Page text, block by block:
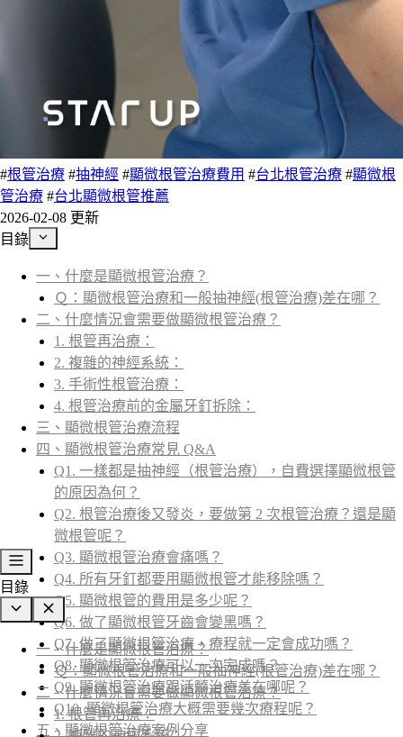
#根管治療 #抽神經 #顯微根管治療費用 #台北根管治療 #顯微根
管治療 #台北顯微根管推薦
2026-02-08 更新
目錄
一、什麼是顯微根管治療？
Ｑ：顯微根管治療和一般抽神經(根管治療)差在哪？
二、什麼情況會需要做顯微根管治療？
1. 根管再治療：
2. 複雜的神經系統：
3. 手術性根管治療：
4. 根管治療前的金屬牙釘拆除：
三、顯微根管治療流程​​
四、顯微根管治療常見 Q&A
Q1. 一樣都是抽神經（根管治療），自費選擇顯微根管
的原因為何？
Q2. 根管治療後又發炎，要做第 2 次根管治療？還是顯
微根管呢？
Q3. 顯微根管治療會痛嗎？
Q4. 所有牙釘都要用顯微根管才能移除嗎？
Q5. 顯微根管的費用是多少呢？
Q6. 做了顯微根管牙齒會變黑嗎？
Q7. 做了顯微根管治療，療程就一定會成功嗎？
Q8. 顯微根管治療可以一次完成嗎？
Q9. 顯微根管治療跟活髓治療差在哪呢？
Q10. 顯微根管治療大概需要幾次療程呢？
五、顯微根管治療案例分享
目錄
一、什麼是顯微根管治療？
Ｑ：顯微根管治療和一般抽神經(根管治療)差在哪？
二、什麼情況會需要做顯微根管治療？
1. 根管再治療：